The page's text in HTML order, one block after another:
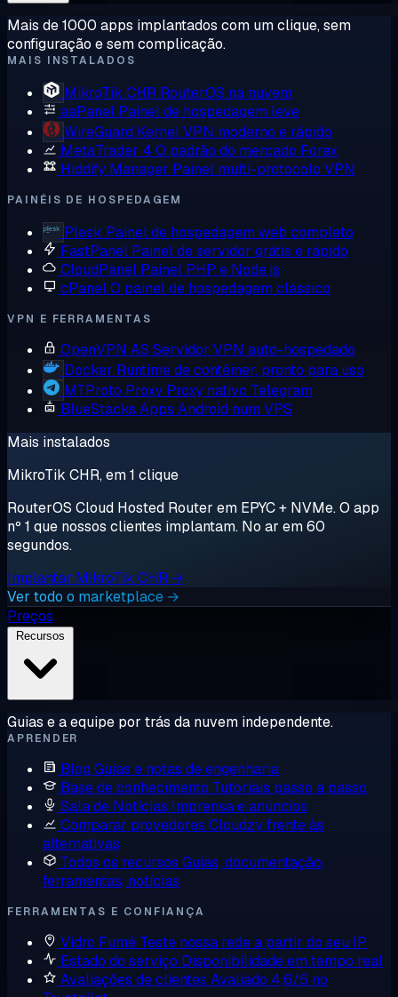
Mais de 1000 apps implantados com um clique, sem
configuração e sem complicação.
MAIS INSTALADOS
MikroTik CHR RouterOS na nuvem
aaPanel Painel de hospedagem leve
WireGuard Kernel VPN moderno e rápido
MetaTrader 4 O padrão do mercado Forex
Hiddify Manager Painel multi-protocolo VPN
PAINÉIS DE HOSPEDAGEM
Plesk Painel de hospedagem web completo
FastPanel Painel de servidor grátis e rápido
CloudPanel Painel PHP e Node.js
cPanelO painel de hospedagem clássico
VPN E FERRAMENTAS
OpenVPN AS Servidor VPN auto-hospedado
Docker Runtime de contêiner, pronto para uso
MTProto Proxy Proxy nativo Telegram
BlueStacks Apps Android num VPS
Mais instalados
MikroTik CHR, em 1 clique
RouterOS Cloud Hosted Router em EPYC + NVMe. O app
nº 1 que nossos clientes implantam. No ar em 60
segundos.
Implantar MikroTik CHR →
Ver todo o marketplace →
Preços
Guias e a equipe por trás da nuvem independente.
APRENDER
Blog Guias e notas de engenharia
Base de conhecimento Tutoriais passo a passo
Sala de Notícias Imprensa e anúncios
Comparar provedores Cloudzy frente às
alternativas
Todos os recursos Guias, documentação,
ferramentas, notícias
FERRAMENTAS E CONFIANÇA
Vidro Fumê Teste nossa rede a partir do seu IP
Estado do serviço Disponibilidade em tempo real
Avaliações de clientes Avaliado 4,6/5 no